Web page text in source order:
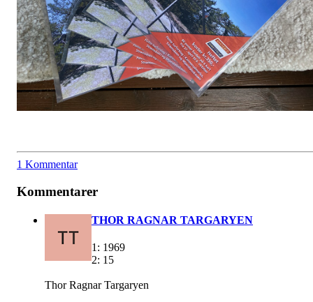
1 Kommentar
Kommentarer
THOR RAGNAR TARGARYEN
1: 1969
2: 15
Thor Ragnar Targaryen